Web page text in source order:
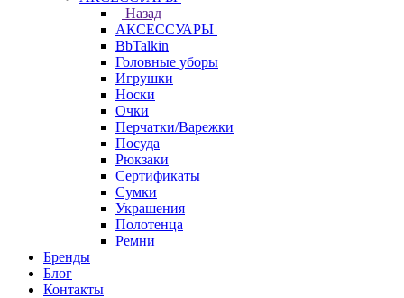
Назад
АКСЕССУАРЫ
BbTalkin
Головные уборы
Игрушки
Носки
Очки
Перчатки/Варежки
Посуда
Рюкзаки
Сертификаты
Сумки
Украшения
Полотенца
Ремни
Бренды
Блог
Контакты